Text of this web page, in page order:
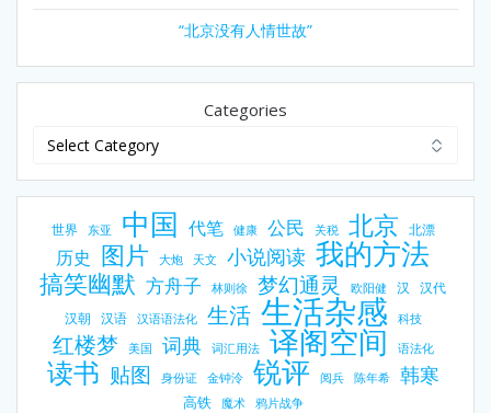
“北京没有人情世故”
Categories
世界 东亚 中国 代笔 健康 公民 关税 北京 北漂
历史 图片 大炮 天文 小说阅读 我的方法
搞笑幽默 方舟子 林则徐 梦幻通灵 欧阳健 汉 汉代
汉朝 汉语 汉语语法化 生活 生活杂感 科技
红楼梦 美国 词典 词汇用法 译阁空间 语法化
读书 贴图 身份证 金钟泠 锐评 阅兵 陈年希 韩寒
高铁 魔术 鸦片战争